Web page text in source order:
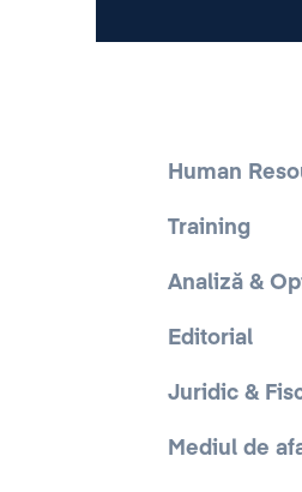
Human
Training
Analiză &
Editorial
Juridic &
Mediul de